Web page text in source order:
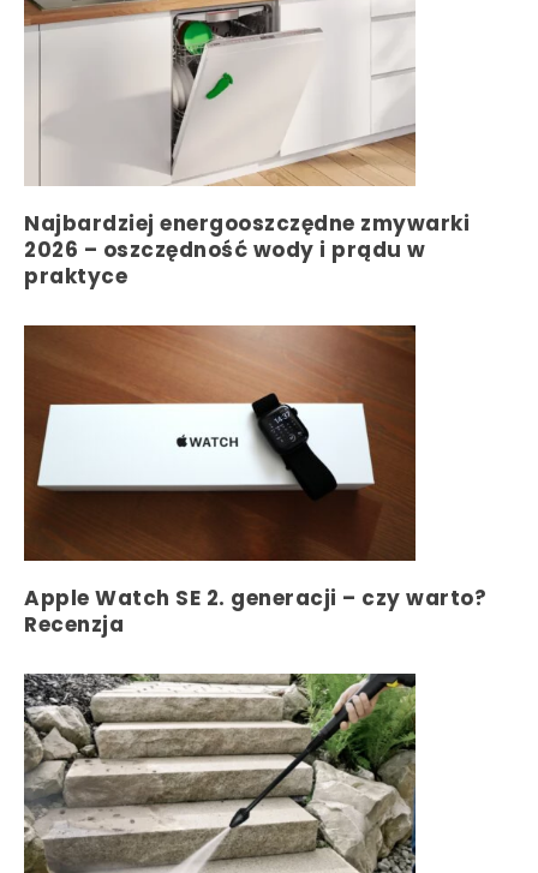
Najbardziej energooszczędne zmywarki
2026 – oszczędność wody i prądu w
praktyce
Apple Watch SE 2. generacji – czy warto?
Recenzja